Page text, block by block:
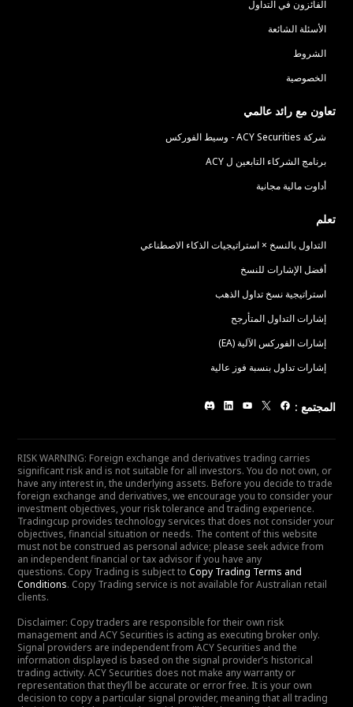
الفائزون في التداول
الأسئلة الشائعة
الشروط
الخصوصية
تعاون مع رائد عالمي
شركة ACY Securities - وسيط الفوركس
برنامج الشركاء التابعين ل ACY
أداوت مالية مجانية
تعلم
التداول بالنسخ × استراتيجيات الذكاء الاصطناعي
أفضل الإشارات للنسخ
استراتيجية نسخ تداول الذهب
إشارات التداول المتأرجح
إشارات الفوركس الآلية (EA)
إشارات تداول بنسبة فوز عالية
المجتمع :
RISK WARNING: Foreign exchange and derivatives trading carries
significant risk and is not suitable for all investors. You do not own, or
have any interest in, the underlying assets. Before you decide to trade
foreign exchange and derivatives, we encourage you to consider your
investment objectives, your risk tolerance and trading experience.
Tradingcup provides technology services that does not consider your
objectives, financial situation or needs. The content of this website
must not be construed as personal advice; please seek advice from
an independent financial or tax advisor if you have any
questions. Copy Trading is subject to Copy Trading Terms and
Conditions. Copy Trading service is not available for Australian retail
clients.
Disclaimer: Copy traders are responsible for their own risk
management and ACY Securities is acting as executing broker only.
Signal providers are independent from ACY Securities and the
information displayed is based on the signal provider’s historical
trading activity. ACY Securities does not make any warranty or
representation that they’ll be accurate or error free. It is your own
decision to copy a particular signal provider, meaning that all trading